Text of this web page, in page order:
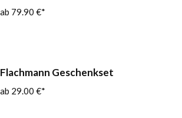
79.90 €
Flachmann Geschenkset
29.00 €